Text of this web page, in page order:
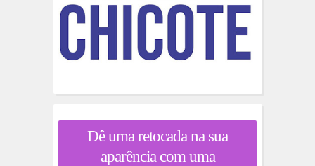
Dê uma retocada na sua
aparência com uma